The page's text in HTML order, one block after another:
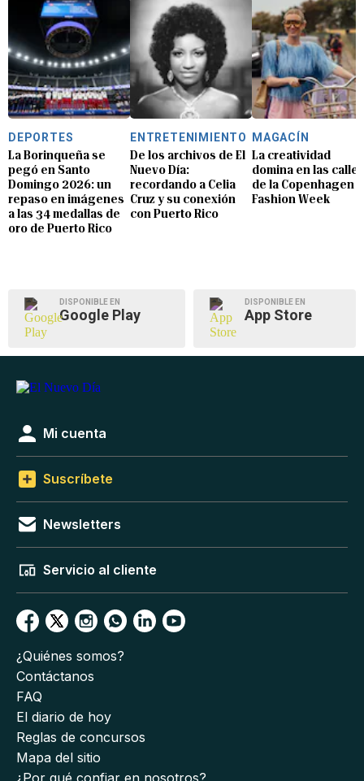
DEPORTES
La Borinqueña se
pegó en Santo
Domingo 2026: un
repaso en imágenes
a las 34 medallas de
oro de Puerto Rico
ENTRETENIMIENTO
De los archivos de El
Nuevo Día:
recordando a Celia
Cruz y su conexión
con Puerto Rico
MAGACÍN
La creatividad
domina en las calles
de la Copenhagen
Fashion Week
DISPONIBLE EN
Google Play
DISPONIBLE EN
App Store
Mi cuenta
Suscríbete
Newsletters
Servicio al cliente
¿Quiénes somos?
Contáctanos
FAQ
El diario de hoy
Reglas de concursos
Mapa del sitio
¿Por qué confiar en nosotros?